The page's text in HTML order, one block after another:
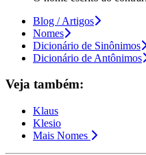
Blog / Artigos
Nomes
Dicionário de Sinônimos
Dicionário de Antônimos
Veja também:
Klaus
Klesio
Mais Nomes